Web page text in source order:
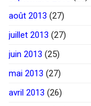
août 2013 (27)
juillet 2013 (27)
juin 2013 (25)
mai 2013 (27)
avril 2013 (26)